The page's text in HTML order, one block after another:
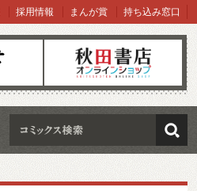
オンラインショップ
採用情報 まんが賞 持ち込み窓口
検索